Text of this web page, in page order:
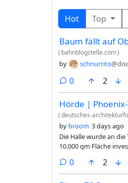
Hot Top
Baum fällt auf
( bahnblogstelle.com)
by schnurrito
0comments
2
Hörde |
(deutsches-
by broom 3 days ago
Die Halle wurde an
10.000 qm Fläche
0comments
2